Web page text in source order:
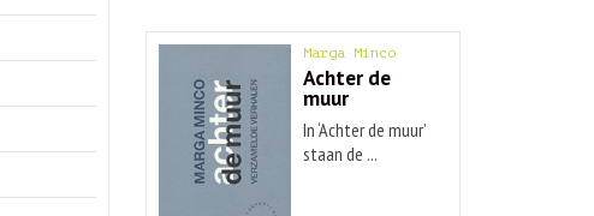
Marga Minco
Achter de
muur
In ‘Achter de muur’
staan de ...